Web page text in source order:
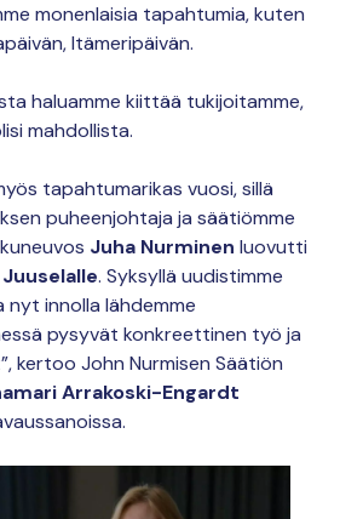
monenlaisia tapahtumia, kuten
Itämeripäivän.
haluamme kiittää tukijoitamme,
mahdollista.
tapahtumarikas vuosi, sillä
puheenjohtaja ja säätiömme
Juha Nurminen luovutti
. Syksyllä uudistimme
innolla lähdemme
pysyvät konkreettinen työ ja
kertoo John Nurmisen Säätiön
Arrakoski-Engardt